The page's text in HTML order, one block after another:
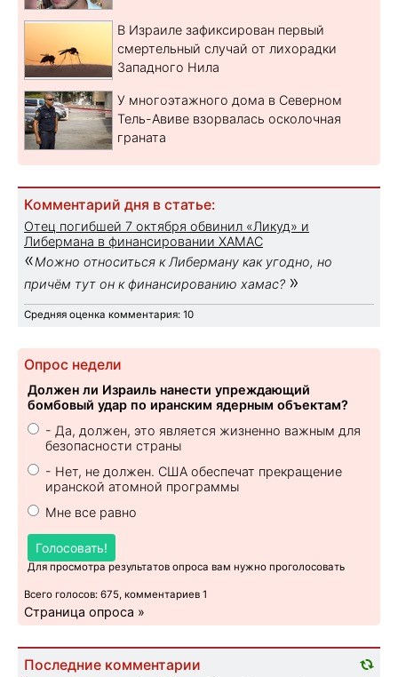
В Израиле зафиксирован первый
смертельный случай от лихорадки
Западного Нила
У многоэтажного дома в Северном
Тель-Авиве взорвалась осколочная
граната
Комментарий дня в статье:
Отец погибшей 7 октября обвинил «Ликуд» и
Либермана в финансировании ХАМАС
«Можно относиться к Либерману как угодно, но
причём тут он к финансированию хамас? »
Средняя оценка комментария: 10
Опрос недели
Должен ли Израиль нанести упреждающий
бомбовый удар по иранским ядерным объектам?
- Да, должен, это является жизненно важным для
безопасности страны
- Нет, не должен. США обеспечат прекращение
иранской атомной программы
Мне все равно
Голосовать!
Для просмотра результатов опроса вам нужно проголосовать
Всего голосов: 675, комментариев 1
Страница опроса »
Последние комментарии